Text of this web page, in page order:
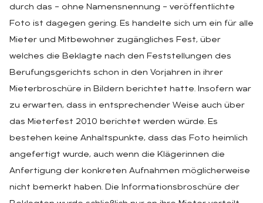
durch das – ohne Namensnennung – veröffentlichte
Foto ist dagegen gering. Es handelte sich um ein für alle
Mieter und Mitbewohner zugängliches Fest, über
welches die Beklagte nach den Feststellungen des
Berufungsgerichts schon in den Vorjahren in ihrer
Mieterbroschüre in Bildern berichtet hatte. Insofern war
zu erwarten, dass in entsprechender Weise auch über
das Mieterfest 2010 berichtet werden würde. Es
bestehen keine Anhaltspunkte, dass das Foto heimlich
angefertigt wurde, auch wenn die Klägerinnen die
Anfertigung der konkreten Aufnahmen möglicherweise
nicht bemerkt haben. Die Informationsbroschüre der